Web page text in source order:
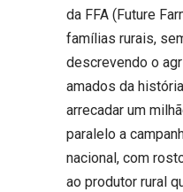
da FFA (Future
famílias rurais,
descrevendo o
amados da
arrecadar um
paralelo a
nacional, com
ao produtor rural